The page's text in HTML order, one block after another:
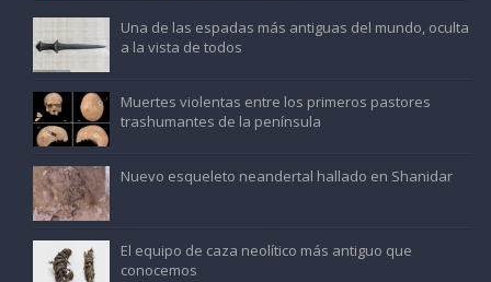
Una de las espadas más antiguas del mundo, oculta
a la vista de todos
Muertes violentas entre los primeros pastores
trashumantes de la península
Nuevo esqueleto neandertal hallado en Shanidar
El equipo de caza neolítico más antiguo que
conocemos